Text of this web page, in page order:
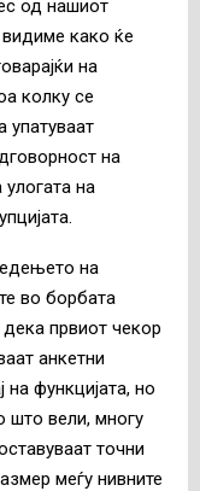
од нашиот
како ќе
на
колку се
упатуваат
на
на
на
во борбата
првиот чекор
анкетни
на функцијата, но
што вели, многу
точни
меѓу нивните